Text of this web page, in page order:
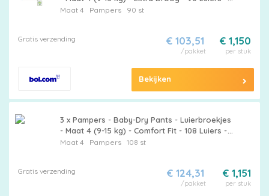
Grootverpakking - Pampers Baby-Dry -
Maat 4 Pampers90 st
Gratis verzending € 1,150
per stuk
€ 103,51
/pakket
Bekijken
3 x Pampers - Baby-Dry Pants - Luierbroekjes
- Maat 4 (9-15 kg) - Comfort Fit - 108 Luiers -
Grootverpakking - Baby Luier - Luierbroekje -
Maat 4 Pampers108 st
Gratis verzending € 1,151
per stuk
€ 124,31
/pakket